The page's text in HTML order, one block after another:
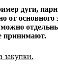
дуги,
основного
можно
принимают.